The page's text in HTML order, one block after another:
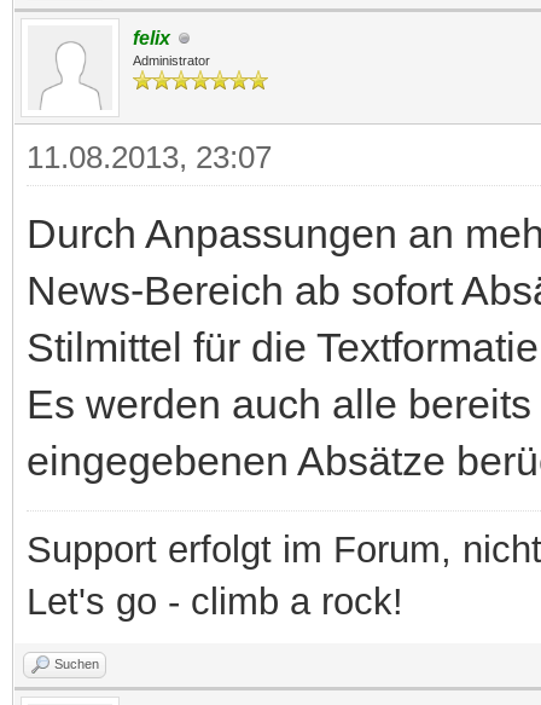
felix
Administrator
11.08.2013, 23:07
Durch Anpassungen an
News-Bereich ab sofort
Stilmittel für die
Es werden auch alle
eingegebenen Absätze
Support erfolgt im Forum,
Let's go - climb a rock!
Suchen